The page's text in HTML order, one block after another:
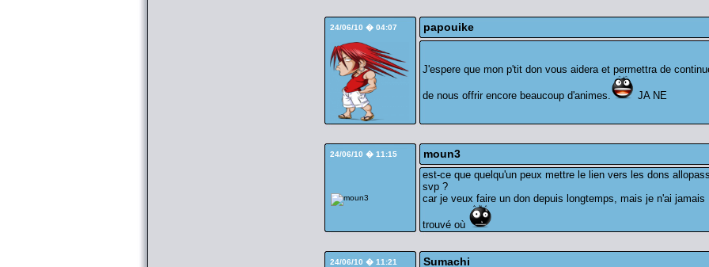
24/06/10 � 04:07 papouike
J'espere que mon p'tit don vous aidera et permettra de
de nous offrir encore beaucoup d'animes. JA NE
24/06/10 � 11:15 moun3
est-ce que quelqu'un peux mettre le lien vers les dons
svp ?
car je veux faire un don depuis longtemps, mais je n'ai jamais
trouvé où
24/06/10 � 11:21 Sumachi